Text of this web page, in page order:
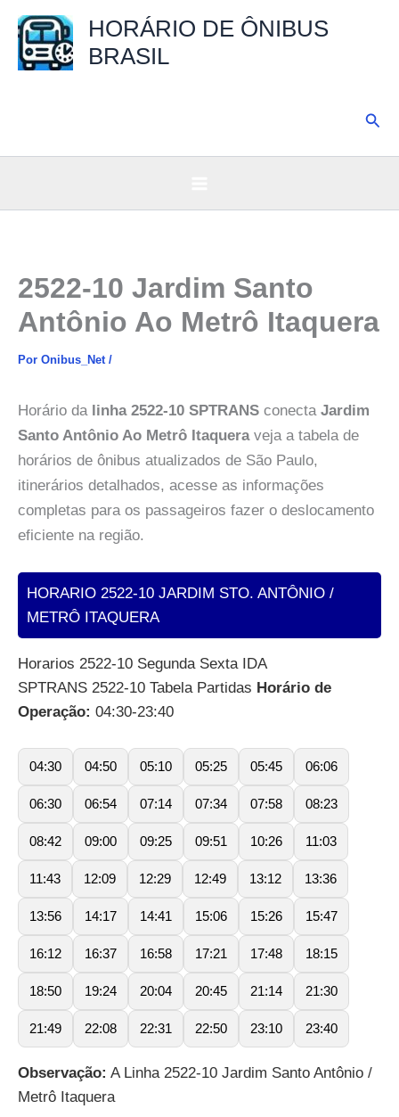
para
HORÁRIO DE ÔNIBUS
BRASIL
2522-10 Jardim Santo
Antônio Ao Metrô Itaquera
Por Onibus_Net /
Horário da linha 2522-10 SPTRANS conecta Jardim
Santo Antônio Ao Metrô Itaqueraveja a tabela de
horários de ônibus atualizados de São Paulo,
itinerários detalhados, acesse as informações
completas para os passageiros fazer o deslocamento
eficiente na região.
HORARIO 2522-10 JARDIM STO. ANTÔNIO /
METRÔ ITAQUERA
Horarios 2522-10 Segunda Sexta IDA
SPTRANS 2522-10 Tabela Partidas Horário de
Operação: 04:30-23:40
04:30 04:50 05:10 05:25 05:45 06:06
06:30 06:54 07:14 07:34 07:58 08:23
08:42 09:00 09:25 09:51 10:26 11:03
11:43 12:09 12:29 12:49 13:12 13:36
13:56 14:17 14:41 15:06 15:26 15:47
16:12 16:37 16:58 17:21 17:48 18:15
18:50 19:24 20:04 20:45 21:14 21:30
21:49 22:08 22:31 22:50 23:10 23:40
Observação: A Linha 2522-10 Jardim Santo Antônio /
Metrô Itaquera